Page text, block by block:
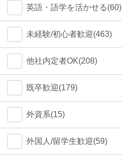
英語・語学を活かせる(60)
未経験/初心者歓迎(463)
他社内定者OK(208)
既卒歓迎(179)
外資系(15)
外国人/留学生歓迎(59)